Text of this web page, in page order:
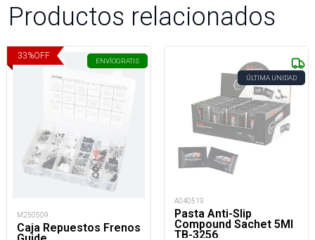
Productos relacionados
33%OFF
ENVÍOGRATIS
M250509
Caja Repuestos Frenos
ÚLTIMA UNIDAD
A040519
Pasta Anti-Slip
Compound Sachet 5Ml
TB-3256